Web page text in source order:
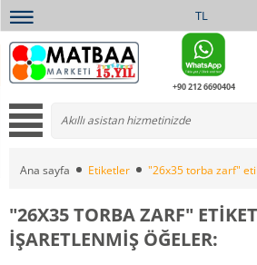
TL
+90 212 6690404
Ana sayfa Etiketler "26x35 torba zarf"
"26X35 TORBA ZARF"
IŞARETLENMIŞ ÖĞELER: